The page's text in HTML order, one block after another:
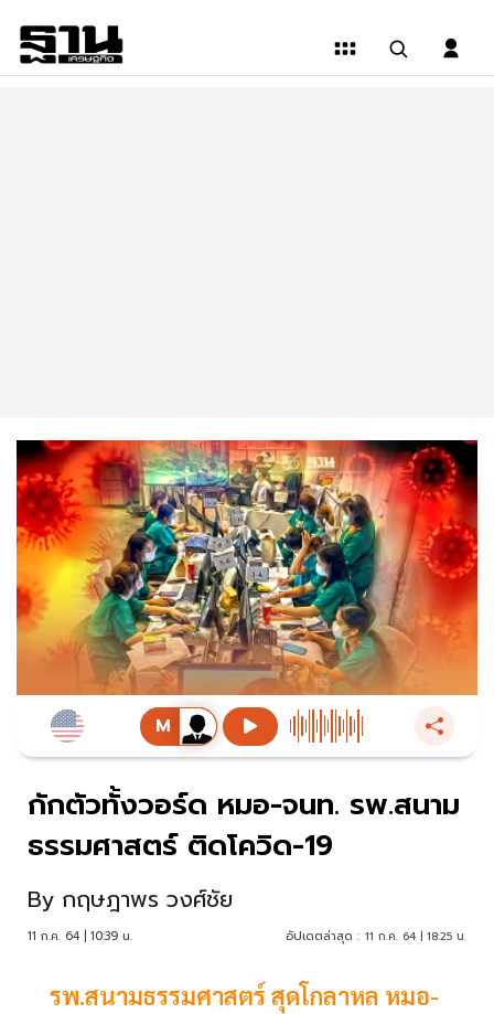
กักตัวทั้งวอร์ด หมอ-จนท. รพ.สนาม
ธรรมศาสตร์ ติดโควิด-19
By กฤษฎาพร วงศ์ชัย
11 ก.ค. 64 | 10:39 น. อัปเดตล่าสุด : 11 ก.ค. 64 | 18:25 น.
รพ.สนามธรรมศาสตร์ สุดโกลาหล หมอ-